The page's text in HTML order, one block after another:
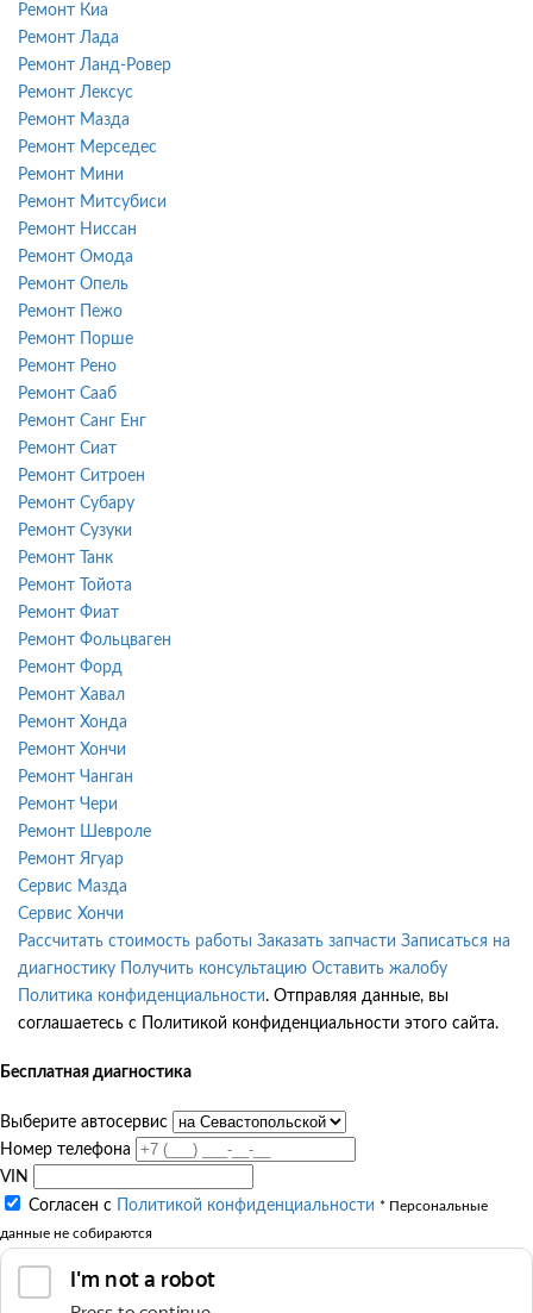
Ремонт Киа
Ремонт Лада
Ремонт Ланд-Ровер
Ремонт Лексус
Ремонт Мазда
Ремонт Мерседес
Ремонт Мини
Ремонт Митсубиси
Ремонт Ниссан
Ремонт Омода
Ремонт Опель
Ремонт Пежо
Ремонт Порше
Ремонт Рено
Ремонт Сааб
Ремонт Санг Енг
Ремонт Сиат
Ремонт Ситроен
Ремонт Субару
Ремонт Сузуки
Ремонт Танк
Ремонт Тойота
Ремонт Фиат
Ремонт Фольцваген
Ремонт Форд
Ремонт Хавал
Ремонт Хонда
Ремонт Хончи
Ремонт Чанган
Ремонт Чери
Ремонт Шевроле
Ремонт Ягуар
Сервис Мазда
Сервис Хончи
Рассчитать стоимость работы Заказать запчасти Записаться на
диагностику
Получить консультацию Оставить жалобу
Политика конфиденциальности. Отправляя данные, вы
соглашаетесь с Политикой конфиденциальности этого сайта.
Бесплатная диагностика
Выберите автосервис
Номер телефона
VIN
Согласен с
Политикой конфиденциальности * Персональные
данные не собираются